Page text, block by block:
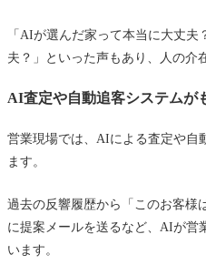
「AIが選んだ家って本当に大丈
夫？」といった声もあり、人の介
AI査定や自動追客システムが
営業現場では、AIによる査定や自
ます。
過去の反響履歴から「このお客様
に提案メールを送るなど、AIが営
います。